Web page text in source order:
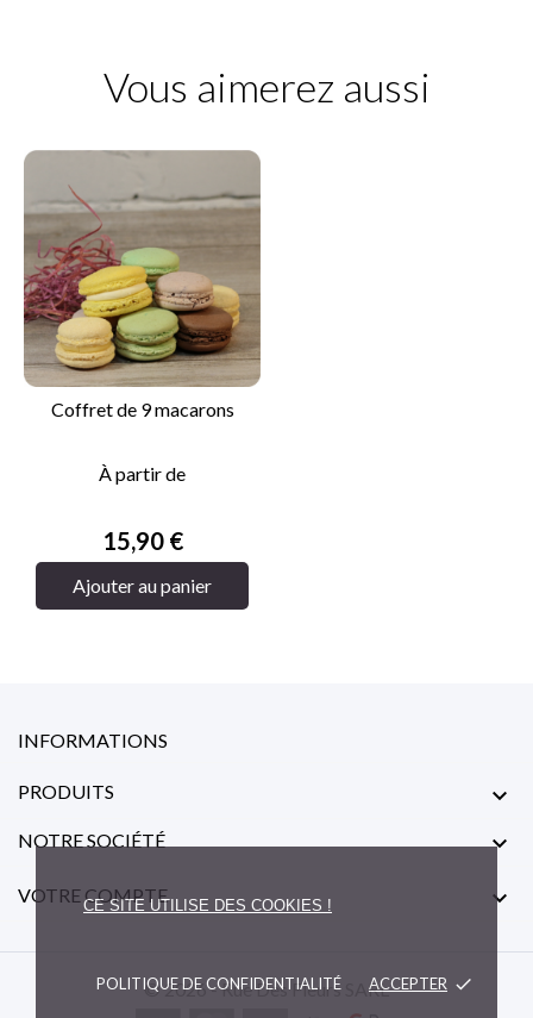
CE SITE UTILISE DES COOKIES !
POLITIQUE DE CONFIDENTIALITÉ ACCEPTER done
Vous aimerez aussi
Coffret de 9 macarons
À partir de
Prix
15,90 €
Ajouter au panier
INFORMATIONS
PRODUITS 
NOTRE SOCIÉTÉ 
VOTRE COMPTE 
© 2026 - Rue Des Fleurs SARL